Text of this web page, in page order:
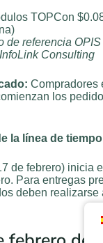
TOPCon
de referencia
Consulting
Compradores
los
la línea de
de febrero) inicia
Para entregas
deben realizarse